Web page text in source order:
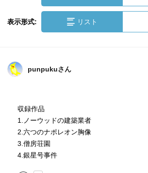
表示形式: リスト
punpukuさん
収録作品
1.ノーウッドの建築業者
2.六つのナポレオン胸像
3.僧房荘園
4.銀星号事件